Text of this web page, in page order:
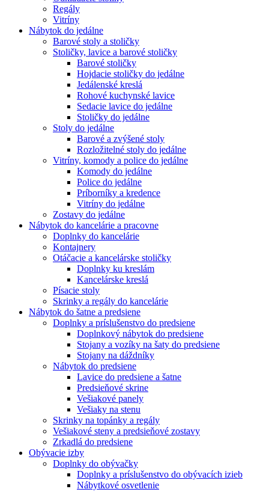
Regály
Vitríny
Nábytok do jedálne
Barové stoly a stoličky
Stoličky, lavice a barové stoličky
Barové stoličky
Hojdacie stoličky do jedálne
Jedálenské kreslá
Rohové kuchynské lavice
Sedacie lavice do jedálne
Stoličky do jedálne
Stoly do jedálne
Barové a zvýšené stoly
Rozložitelné stoly do jedálne
Vitríny, komody a police do jedálne
Komody do jedálne
Police do jedálne
Príborníky a kredence
Vitríny do jedálne
Zostavy do jedálne
Nábytok do kancelárie a pracovne
Doplnky do kancelárie
Kontajnery
Otáčacie a kancelárske stoličky
Doplnky ku kreslám
Kancelárske kreslá
Písacie stoly
Skrinky a regály do kancelárie
Nábytok do šatne a predsiene
Doplnky a príslušenstvo do predsiene
Doplnkový nábytok do predsiene
Stojany a vozíky na šaty do predsiene
Stojany na dáždníky
Nábytok do predsiene
Lavice do predsiene a šatne
Predsieňové skrine
Vešiakové panely
Vešiaky na stenu
Skrinky na topánky a regály
Vešiakové steny a predsieňové zostavy
Zrkadlá do predsiene
Obývacie izby
Doplnky do obývačky
Doplnky a príslušenstvo do obývacích izieb
Nábytkové osvetlenie